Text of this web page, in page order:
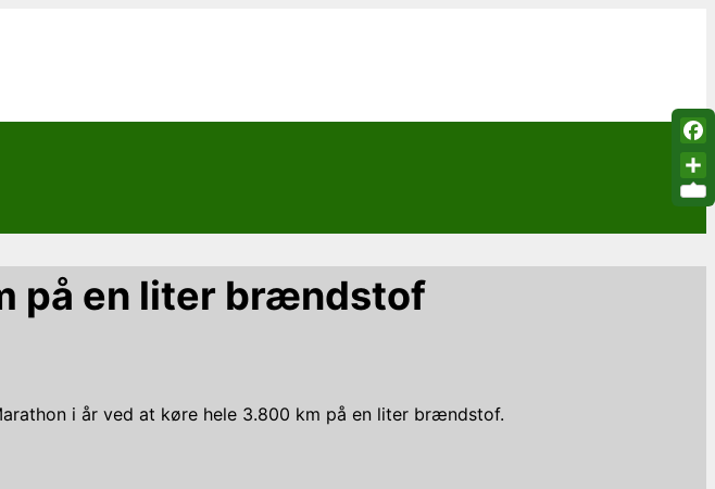
på en liter brændstof
i år ved at køre hele 3.800 km på en liter brændstof.